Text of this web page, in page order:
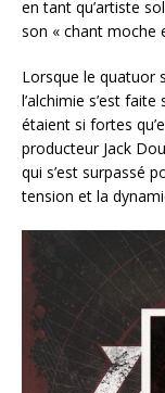
en tant qu’artiste
son « chant moche
Lorsque le quatuor
l’alchimie s’est
étaient si fortes
producteur Jack
qui s’est surpassé
tension et la